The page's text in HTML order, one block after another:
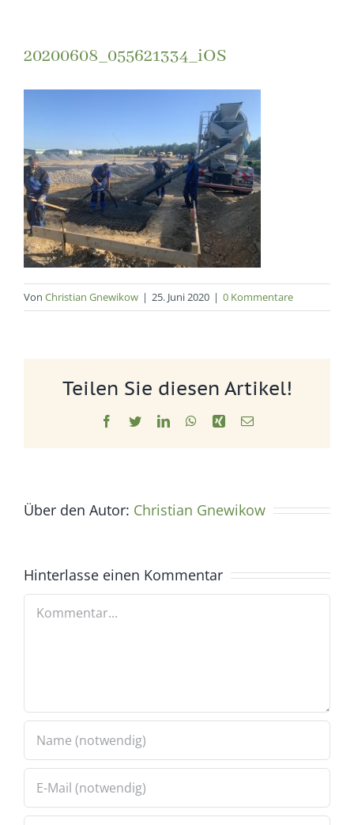
20200608_055621334_iOS
Von Christian Gnewikow | 25. Juni 2020 | 0 Kommentare
Teilen Sie diesen Artikel!
Facebook
TwitterLinkedInWhatsApp
Xing E-
Über den Autor: Christian Gnewikow
Hinterlasse einen Kommentar
Kommentar